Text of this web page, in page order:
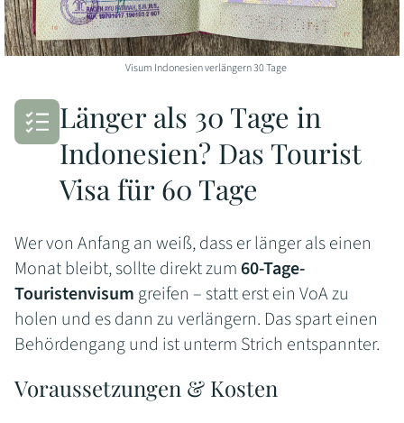
Visum Indonesien verlängern 30 Tage
Länger als 30 Tage in
Indonesien? Das Tourist
Visa für 60 Tage
Wer von Anfang an weiß, dass er länger als einen
Monat bleibt, sollte direkt zum 60-Tage-
Touristenvisum greifen – statt erst ein VoA zu
holen und es dann zu verlängern. Das spart einen
Behördengang und ist unterm Strich entspannter.
Voraussetzungen & Kosten